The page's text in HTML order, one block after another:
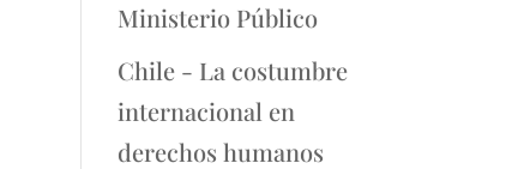
Ministerio Público
Chile - La costumbre
internacional en
derechos humanos